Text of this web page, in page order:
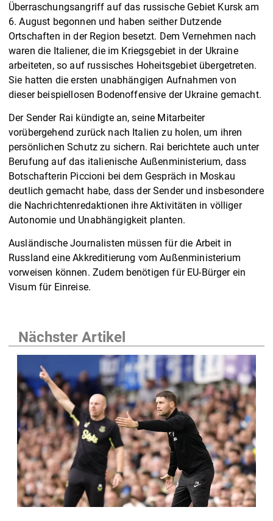
Überraschungsangriff auf das russische Gebiet Kursk am
6. August begonnen und haben seither Dutzende
Ortschaften in der Region besetzt. Dem Vernehmen nach
waren die Italiener, die im Kriegsgebiet in der Ukraine
arbeiteten, so auf russisches Hoheitsgebiet übergetreten.
Sie hatten die ersten unabhängigen Aufnahmen von
dieser beispiellosen Bodenoffensive der Ukraine gemacht.
Der Sender Rai kündigte an, seine Mitarbeiter
vorübergehend zurück nach Italien zu holen, um ihren
persönlichen Schutz zu sichern. Rai berichtete auch unter
Berufung auf das italienische Außenministerium, dass
Botschafterin Piccioni bei dem Gespräch in Moskau
deutlich gemacht habe, dass der Sender und insbesondere
die Nachrichtenredaktionen ihre Aktivitäten in völliger
Autonomie und Unabhängigkeit planten.
Ausländische Journalisten müssen für die Arbeit in
Russland eine Akkreditierung vom Außenministerium
vorweisen können. Zudem benötigen für EU-Bürger ein
Visum für Einreise.
Nächster Artikel